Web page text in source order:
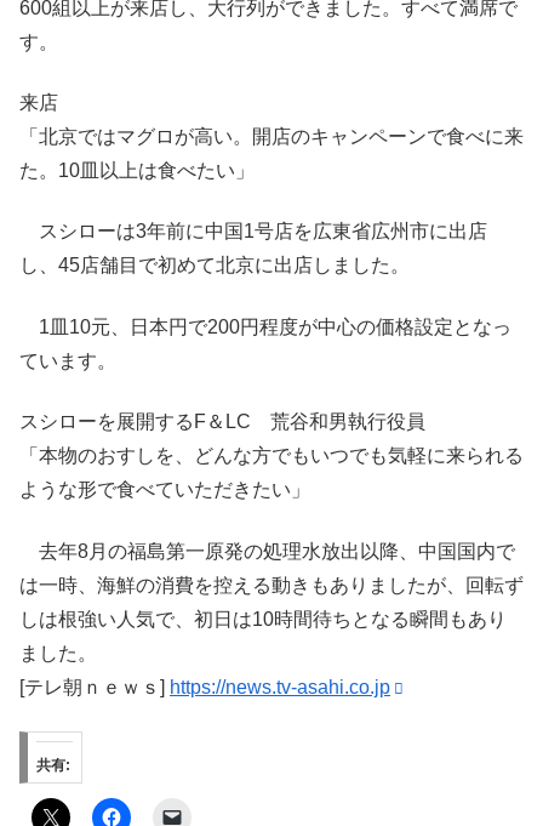
600組以上が来店し、大行列ができました。すべて満席で
す。
来店
「北京ではマグロが高い。開店のキャンペーンで食べに来
た。10皿以上は食べたい」
スシローは3年前に中国1号店を広東省広州市に出店
し、45店舗目で初めて北京に出店しました。
1皿10元、日本円で200円程度が中心の価格設定となっ
ています。
スシローを展開するF＆LC 荒谷和男執行役員
「本物のおすしを、どんな方でもいつでも気軽に来られる
ような形で食べていただきたい」
去年8月の福島第一原発の処理水放出以降、中国国内で
は一時、海鮮の消費を控える動きもありましたが、回転ず
しは根強い人気で、初日は10時間待ちとなる瞬間もあり
ました。
[テレ朝ｎｅｗｓ] https://news.tv-asahi.co.jp
共有: